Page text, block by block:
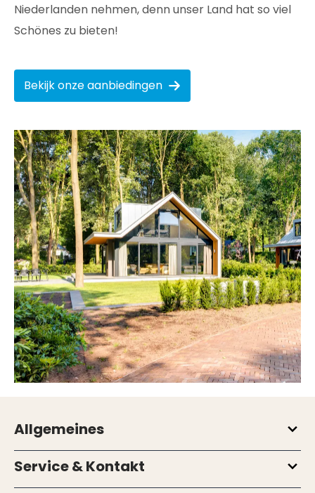
Niederlanden nehmen, denn unser Land hat so viel
Schönes zu bieten!
Bekijk onze aanbiedingen
Allgemeines
Service & Kontakt